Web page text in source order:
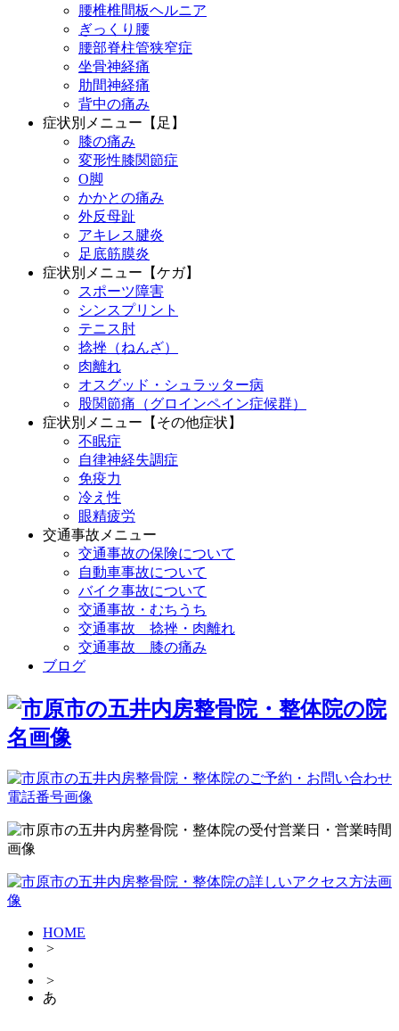
腰椎椎間板ヘルニア
ぎっくり腰
腰部脊柱管狭窄症
坐骨神経痛
肋間神経痛
背中の痛み
症状別メニュー【足】
膝の痛み
変形性膝関節症
O脚
かかとの痛み
外反母趾
アキレス腱炎
足底筋膜炎
症状別メニュー【ケガ】
スポーツ障害
シンスプリント
テニス肘
捻挫（ねんざ）
肉離れ
オスグッド・シュラッター病
股関節痛（グロインペイン症候群）
症状別メニュー【その他症状】
不眠症
自律神経失調症
免疫力
冷え性
眼精疲労
交通事故メニュー
交通事故の保険について
自動車事故について
バイク事故について
交通事故・むちうち
交通事故 捻挫・肉離れ
交通事故 膝の痛み
ブログ
HOME
>
>
あ